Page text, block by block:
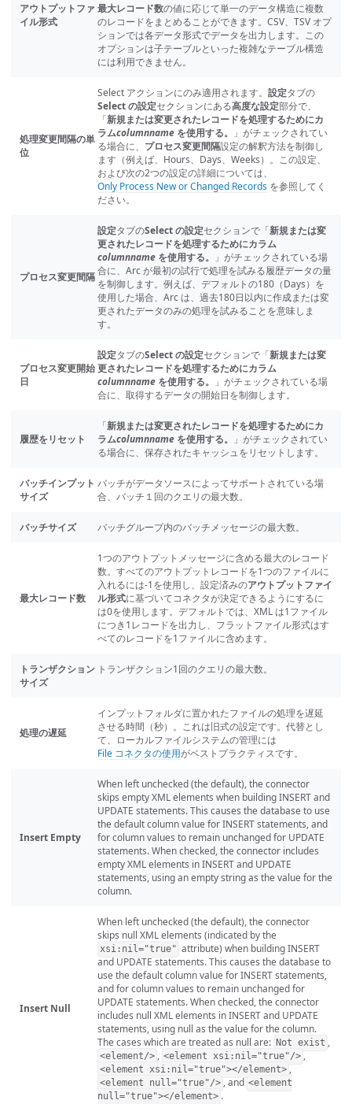
アウトプットファ
イル形式
最大レコード数の値に応じて単一のデータ構造に複数
のレコードをまとめることができます。CSV、TSV オプ
ションでは各データ形式でデータを出力します。この
オプションは子テーブルといった複雑なテーブル構造
には利用できません。
処理変更間隔の単
位
Select アクションにのみ適用されます。 設定タブの
Select の設定セクションにある高度な設定部分で、
「新規または変更されたレコードを処理するためにカ
ラムcolumnname を使用する。
」がチェックされてい
る場合に、 プロセス変更間隔設定の解釈方法を制御し
ます（例えば、Hours、Days、Weeks）。この設定、
および次の2つの設定の詳細については、
Only Process New or Changed Records を参照してく
ださい。
プロセス変更間隔
設定タブのSelect の設定セクションで「新規または変
更されたレコードを処理するためにカラム
columnname を使用する。
」がチェックされている場
合に、Arc が最初の試行で処理を試みる履歴データの量
を制御します。例えば、デフォルトの180（Days）を
使用した場合、Arc は、過去180日以内に作成または変
更されたデータのみの処理を試みることを意味しま
す。
プロセス変更開始
日
設定タブのSelect の設定セクションで「新規または変
更されたレコードを処理するためにカラム
columnname を使用する。
」がチェックされている場
合に、取得するデータの開始日を制御します。
履歴をリセット
「新規または変更されたレコードを処理するためにカ
ラムcolumnname を使用する。
」がチェックされてい
る場合に、保存されたキャッシュをリセットします。
バッチインプット
サイズ
バッチがデータソースによってサポートされている場
合、バッチ１回のクエリの最大数。
バッチサイズ バッチグループ内のバッチメッセージの最大数。
最大レコード数
1つのアウトプットメッセージに含める最大のレコード
数。すべてのアウトプットレコードを1つのファイルに
入れるには-1を使用し、設定済みのアウトプットファイ
ル形式に基づいてコネクタが決定できるようにするに
は0を使用します。デフォルトでは、XML は1ファイル
につき1レコードを出力し、フラットファイル形式はす
べてのレコードを1ファイルに含めます。
トランザクション
サイズ
トランザクション1回のクエリの最大数。
処理の遅延
インプットフォルダに置かれたファイルの処理を遅延
させる時間（秒）。これは旧式の設定です。代替とし
て、ローカルファイルシステムの管理には
File コネクタの使用がベストプラクティスです。
Insert Empty
When left unchecked (the default), the connector
skips empty XML elements when building INSERT and
UPDATE statements. This causes the database to use
the default column value for INSERT statements, and
for column values to remain unchanged for UPDATE
statements. When checked, the connector includes
empty XML elements in INSERT and UPDATE
statements, using an empty string as the value for the
column.
Insert Null
When left unchecked (the default), the connector
skips null XML elements (indicated by the
xsi:nil="true" attribute) when building INSERT
and UPDATE statements. This causes the database to
use the default column value for INSERT statements,
and for column values to remain unchanged for
UPDATE statements. When checked, the connector
includes null XML elements in INSERT and UPDATE
statements, using null as the value for the column.
The cases which are treated as null are: Not exist ,
<element/> , <element xsi:nil="true"/> ,
<element xsi:nil="true"></element> ,
<element null="true"/> , and <element
null="true"></element> .